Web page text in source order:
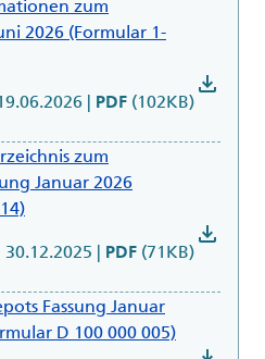
zum
2026 (Formular 1-
| PDF (102KB)
download
zum
Januar 2026
30.12.2025 | PDF (71KB)
download
Fassung Januar
D 100 000 005)